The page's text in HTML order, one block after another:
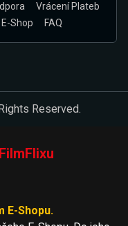
Vrácení Plateb
E-Shop FAQ
Reserved.
E-Shopu.